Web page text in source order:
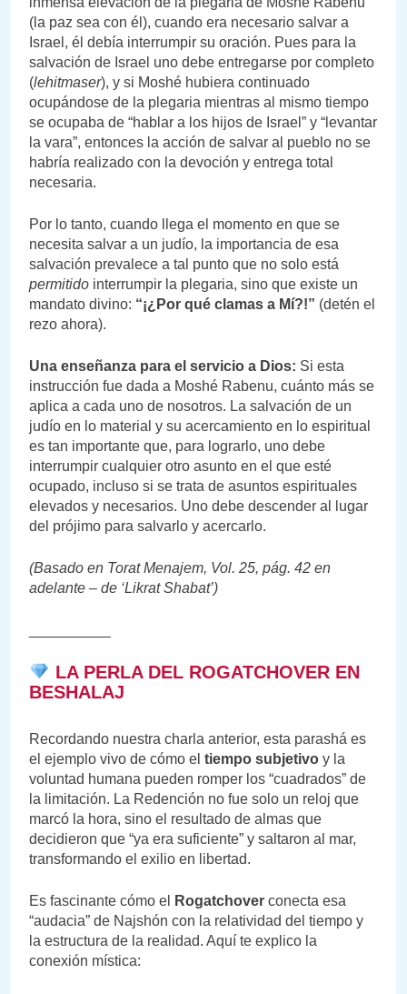
(la paz sea con él), cuando era necesario salvar a
Israel, él debía interrumpir su oración. Pues para la
salvación de Israel uno debe entregarse por completo
(lehitmaser), y si Moshé hubiera continuado
ocupándose de la plegaria mientras al mismo tiempo
se ocupaba de “hablar a los hijos de Israel” y “levantar
la vara”, entonces la acción de salvar al pueblo no se
habría realizado con la devoción y entrega total
necesaria.
Por lo tanto, cuando llega el momento en que se
necesita salvar a un judío, la importancia de esa
salvación prevalece a tal punto que no solo está
permitido interrumpir la plegaria, sino que existe un
mandato divino: “¡¿Por qué clamas a Mí?!” (detén el
rezo ahora).
Una enseñanza para el servicio a Dios: Si esta
instrucción fue dada a Moshé Rabenu, cuánto más se
aplica a cada uno de nosotros. La salvación de un
judío en lo material y su acercamiento en lo espiritual
es tan importante que, para lograrlo, uno debe
interrumpir cualquier otro asunto en el que esté
ocupado, incluso si se trata de asuntos espirituales
elevados y necesarios. Uno debe descender al lugar
del prójimo para salvarlo y acercarlo.
(Basado en Torat Menajem, Vol. 25, pág. 42 en
adelante – de ‘Likrat Shabat’)
LA PERLA DEL ROGATCHOVER EN
BESHALAJ
Recordando nuestra charla anterior, esta parashá es
el ejemplo vivo de cómo el tiempo subjetivo y la
voluntad humana pueden romper los “cuadrados” de
la limitación. La Redención no fue solo un reloj que
marcó la hora, sino el resultado de almas que
decidieron que “ya era suficiente” y saltaron al mar,
transformando el exilio en libertad.
Es fascinante cómo el Rogatchover conecta esa
“audacia” de Najshón con la relatividad del tiempo y
la estructura de la realidad. Aquí te explico la
conexión mística: